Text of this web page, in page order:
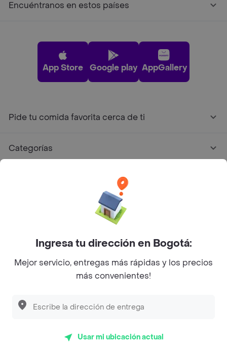
Encuéntranos en estos países
App Store Google play AppGallery
Pide tu comida favorita cerca de ti
Categorías
Facebook
Twitter
Instagram
©2026Rappi Inc. All rights reserved.
Ingresa tu dirección en Bogotá:
Mejor servicio, entregas más rápidas y los precios
más convenientes!
Usar mi ubicación actual